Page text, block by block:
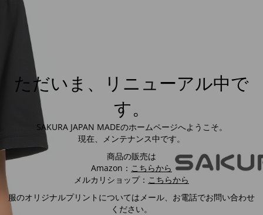
ただいま、リニューアル中で
す。
SAKURA JAPAN MADEのホームページへようこそ。
現在、メンテナンス中です。
商品の販売は
Amazon： こちらから
メルカリショップ： こちらから
服のオリジナルプリントについてはメール、お電話でお問い合わせ
ください。